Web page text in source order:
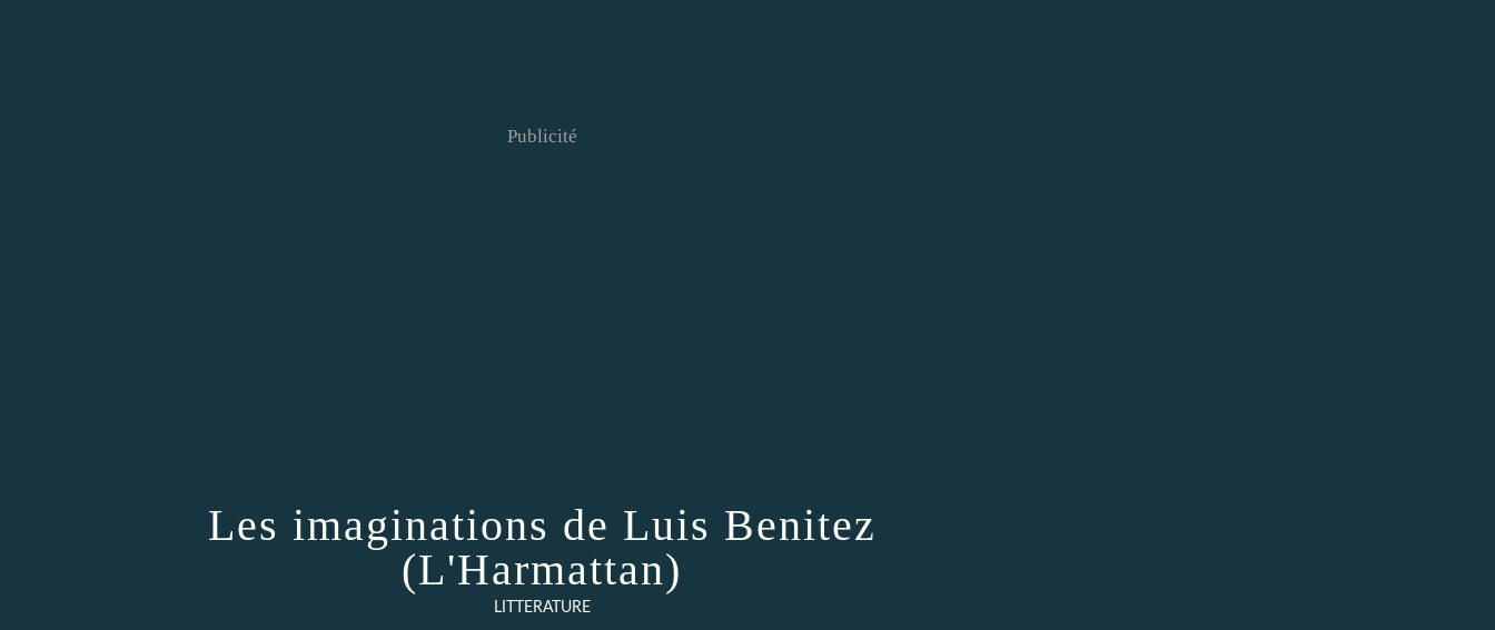
Publicité
Les imaginations de Luis Benitez
(L'Harmattan)
LITTERATURE